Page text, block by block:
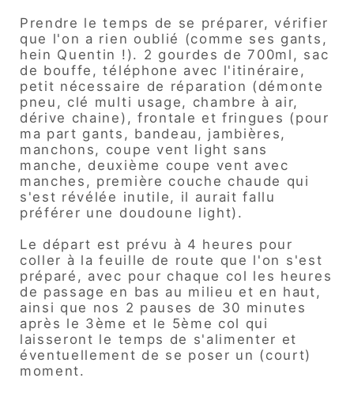
Prendre le temps de se préparer, vérifier
que l'on a rien oublié (comme ses gants,
hein Quentin !). 2 gourdes de 700ml, sac
de bouffe, téléphone avec l'itinéraire,
petit nécessaire de réparation (démonte
pneu, clé multi usage, chambre à air,
dérive chaine), frontale et fringues (pour
ma part gants, bandeau, jambières,
manchons, coupe vent light sans
manche, deuxième coupe vent avec
manches, première couche chaude qui
s'est révélée inutile, il aurait fallu
préférer une doudoune light).
Le départ est prévu à 4 heures pour
coller à la feuille de route que l'on s'est
préparé, avec pour chaque col les heures
de passage en bas au milieu et en haut,
ainsi que nos 2 pauses de 30 minutes
après le 3ème et le 5ème col qui
laisseront le temps de s'alimenter et
éventuellement de se poser un (court)
moment.